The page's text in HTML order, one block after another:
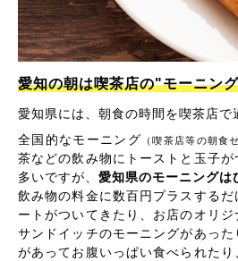
愛知の朝は喫茶店の"モーニン
愛知県には、朝食の時間を喫茶店で
全国的なモーニング （喫茶店等の朝食
茶などの飲み物にトーストと玉子
多いですが、 愛知県のモーニングは
飲み物の料金に数百円プラスする
ートがついてきたり、お店のオリ
サンドイッチのモーニングがあっ
があってお腹いっぱい食べられたり